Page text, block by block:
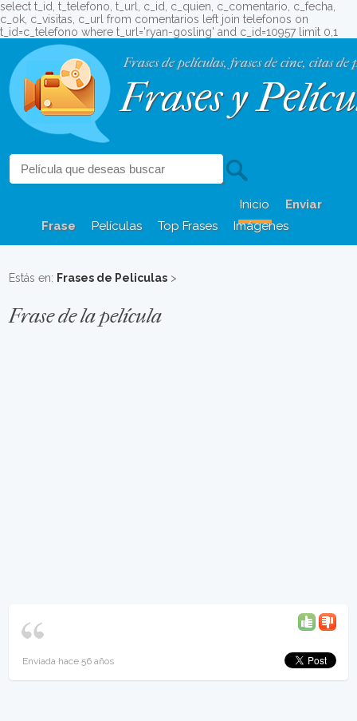
select t_id, t_telefono, t_url, c_id, c_quien, c_comentario, c_fecha,
c_ok, c_visitas, c_url from comentarios left join telefonos on
t_id=c_telefono where t_url='ryan-gosling' and c_id=10957 limit 0,1
Frases de películas, frases de cine, citas de
Frases y
Inicio
Enviar
Frase
Películas Top Frases Imágenes
Estás en: Frases de Peliculas >
Frase de la película
Enviada hace 56 años